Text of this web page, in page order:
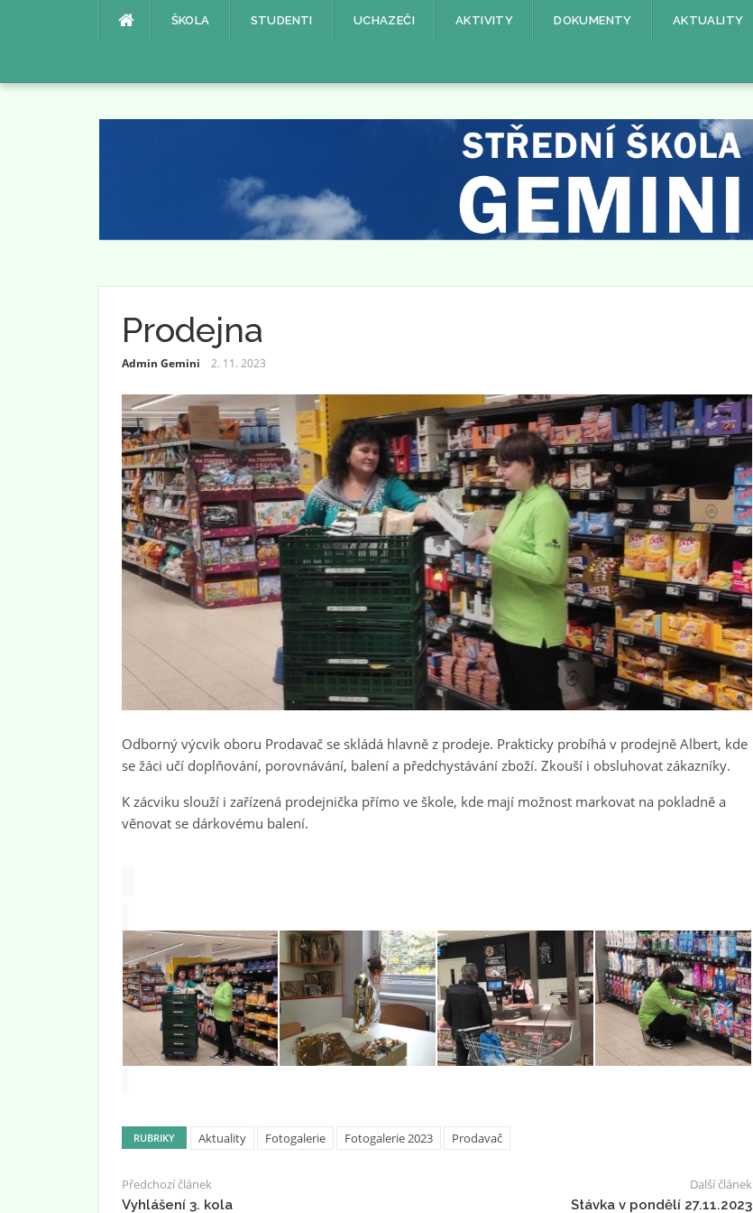
ŠKOLA STUDENTI UCHAZEČI AKTIVITY DOKUMENTY AKTUALITY
Prodejna
Admin Gemini 2. 11. 2023
Odborný výcvik oboru Prodavač se skládá hlavně z prodeje. Prakticky probíhá v prodejně Albert, kde
se žáci učí doplňování, porovnávání, balení a předchystávání zboží. Zkouší i obsluhovat zákazníky.
K zácviku slouží i zařízená prodejnička přímo ve škole, kde mají možnost markovat na pokladně a
věnovat se dárkovému balení.
RUBRIKY Aktuality Fotogalerie Fotogalerie 2023 Prodavač
Předchozí článek
Vyhlášení 3. kola
Další článek
Stávka v pondělí 27.11.2023